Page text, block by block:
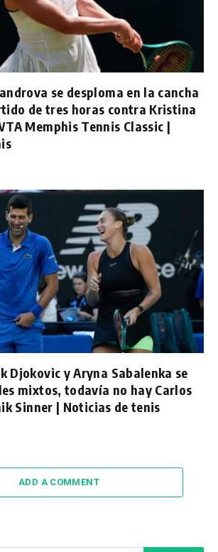
se desploma en la cancha
de tres horas contra Kristina
Memphis Tennis Classic |
Djokovic y Aryna Sabalenka se
mixtos, todavía no hay Carlos
Sinner | Noticias de tenis
ADD A COMMENT